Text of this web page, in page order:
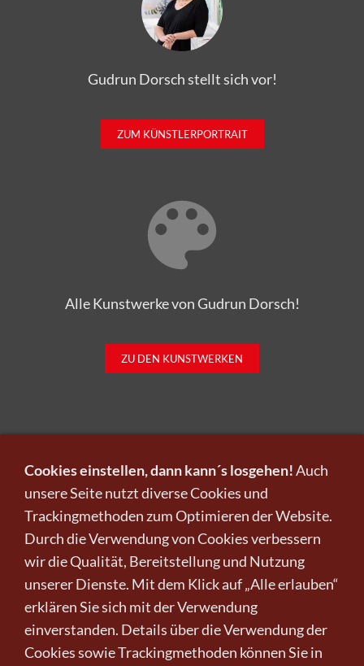
Gudrun Dorsch stellt sich vor!
ZUM KÜNSTLERPORTRAIT
Alle Kunstwerke von Gudrun Dorsch!
ZU DEN KUNSTWERKEN
Infos zu Verkauf und Versand!
KUNST KAUFEN BEI CRELALA
Cookies einstellen, dann kann´s losgehen!Auch
unsere Seite nutzt diverse Cookies und
Trackingmethoden zum Optimieren der Website.
Durch die Verwendung von Cookies verbessern
wir die Qualität, Bereitstellung und Nutzung
unserer Dienste. Mit dem Klick auf „Alle erlauben“
erklären Sie sich mit der Verwendung
einverstanden. Details über die Verwendung der
Cookies sowie Trackingmethoden können Sie in